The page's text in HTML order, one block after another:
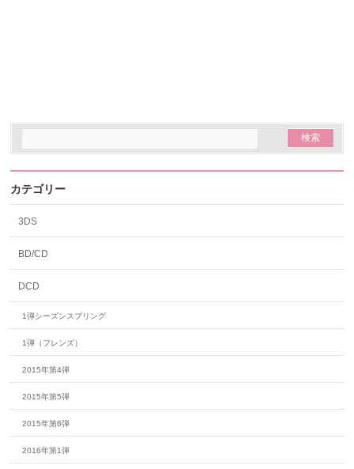
カテゴリー
3DS
BD/CD
DCD
1弾シーズンスプリング
1弾（フレンズ）
2015年第4弾
2015年第5弾
2015年第6弾
2016年第1弾